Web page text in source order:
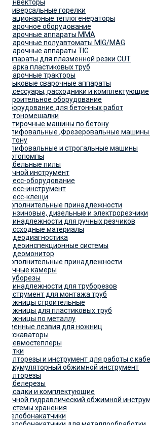
Конвекторы
Универсальные горелки
Стационарные теплогенераторы
Сварочное оборудование
Сварочные аппараты MMA
Сварочные полуавтоматы MIG/MAG
Сварочные аппараты TIG
Аппараты для плазменной резки CUT
Сварка пластиковых труб
Сварочные тракторы
Стыковые сварочные аппараты
Аксессуары, расходники и комплектующие
Строительное оборудование
Оборудование для бетонных работ
Бетономешалки
Затирочные машины по бетону
Шлифовальные ,Фрезеровальные машины
бетону
Шлифовальные и строгальные машины
Мотопомпы
Сабельные пилы
Ручной инструмент
Пресс-оборудование
Пресс-инструмент
Пресс-клещи
Дополнительные принадлежности
Бензиновые, дизельные и электрорезчики
Принадлежности для ручных резчиков
Рассходные материалы
Видеодиагностика
Видеоинспекционные системы
Видеомонитор
Дополнительные принадлежности
Ручные камеры
Труборезы
Принадлежности для труборезов
Инструмент для монтажа труб
Ножницы строительные
Ножницы для пластиковых труб
Ножницы по металлу
Сменные лезвия для ножниц
Экскаваторы
Пневмостеплеры
Катки
Болторезы и инструмент для работы с
Аккумуляторный обжимной инструмент
Болторезы
Кабелерезы
Насадки и комплектующие
Ручной гидравлический обжимной
Системы хранения
Желобонакатчики